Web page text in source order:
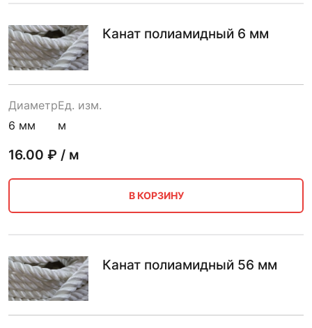
Канат полиамидный 6 мм
Диаметр
6 мм
Ед. изм.
м
16.00 ₽ / м
В КОРЗИНУ
Канат полиамидный 56 мм